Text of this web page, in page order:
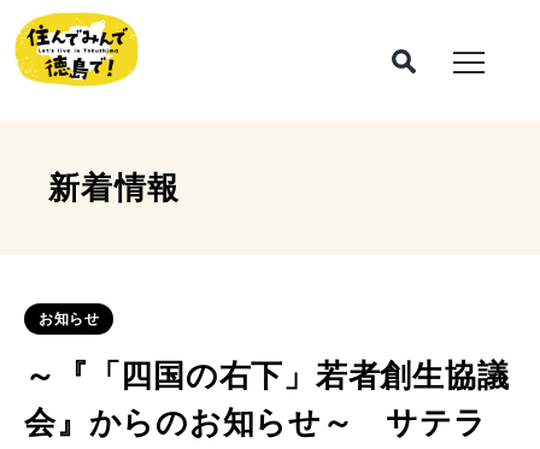
新着情報
お知らせ
～『「四国の右下」若者創生協議
会』からのお知らせ～ サテラ